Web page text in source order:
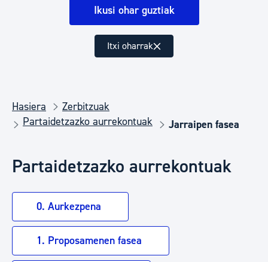
Ikusi ohar guztiak
Itxi oharrak
Hasiera
Zerbitzuak
Partaidetzazko aurrekontuak
Jarraipen fasea
Partaidetzazko aurrekontuak
0. Aurkezpena
1. Proposamenen fasea